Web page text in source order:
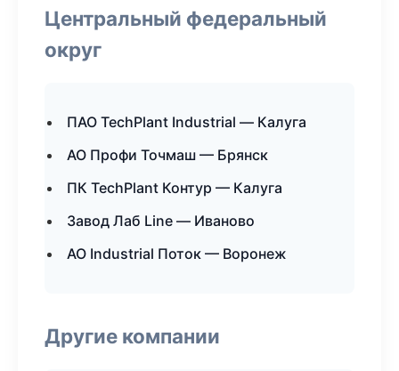
Центральный федеральный
округ
ПАО TechPlant Industrial — Калуга
АО Профи Точмаш — Брянск
ПК TechPlant Контур — Калуга
Завод Лаб Line — Иваново
АО Industrial Поток — Воронеж
Другие компании